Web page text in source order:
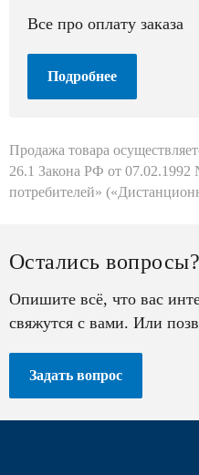
Все про оплату заказа
Подробнее
Продажа товара
26.1 Закона РФ от
потребителей»
Остались вопросы?
Опишите всё, что вас
свяжутся с вами. Или
Задать вопрос